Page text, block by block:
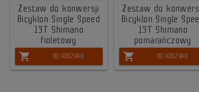
Zestaw do konwersji
Bicyklon Single Speed
13T Shimano
fioletowy
shopping_cart DO KOSZYKA
Zestaw do
Bicyklon Single
13T Shimano
pomarańczowy
shopping_cart DO KOSZYKA